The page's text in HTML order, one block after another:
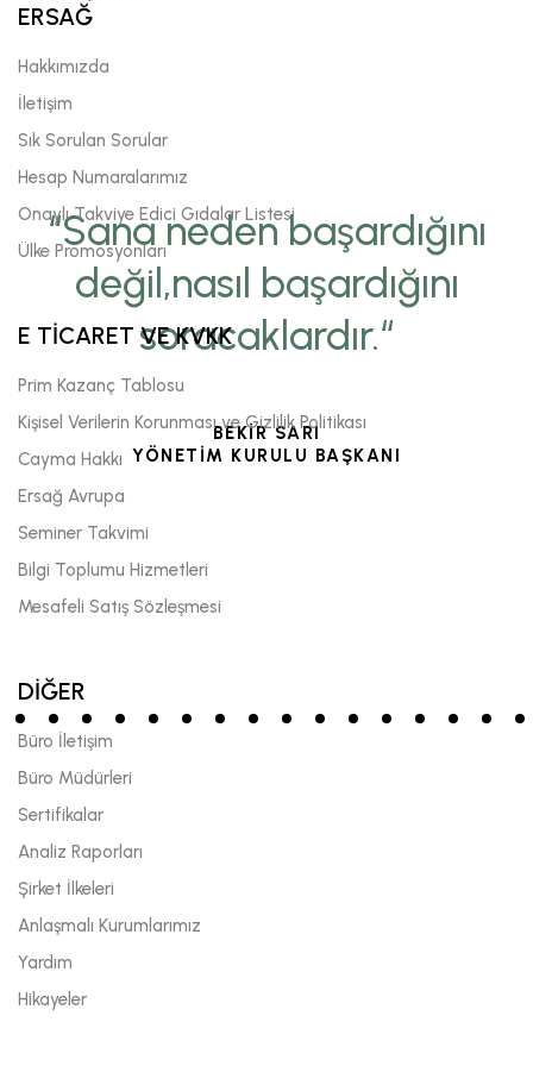
“Sana neden başardığını
değil,nasıl başardığını
soracaklardır.“
BEKİR SARI
YÖNETİM KURULU BAŞKANI
ERSAĞ
Hakkımızda
İletişim
Sık Sorulan Sorular
Hesap Numaralarımız
Onaylı Takviye Edici Gıdalar Listesi
Ülke Promosyonları
E TİCARET VE KVKK
Prim Kazanç Tablosu
Kişisel Verilerin Korunması ve Gizlilik Politikası
Cayma Hakkı
Ersağ Avrupa
Seminer Takvimi
Bilgi Toplumu Hizmetleri
Mesafeli Satış Sözleşmesi
DİĞER
Büro İletişim
Büro Müdürleri
Sertifikalar
Analiz Raporları
Şirket İlkeleri
Anlaşmalı Kurumlarımız
Yardım
Hikayeler